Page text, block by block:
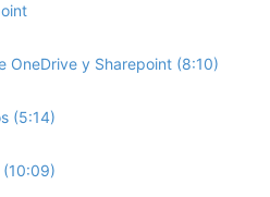
OneDrive y Sharepoint (8:10)
(5:14)
(10:09)